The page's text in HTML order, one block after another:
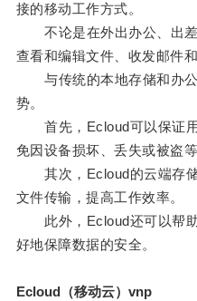
接的移动工作方式。
不论是在外出办公、出差
查看和编辑文件、收发邮件
与传统的本地存储和办公
势。
首先，Ecloud可以保证用
免因设备损坏、丢失或被盗
其次，Ecloud的云端存储
文件传输，提高工作效率。
此外，Ecloud还可以帮助
好地保障数据的安全。
Ecloud（移动云）vnp